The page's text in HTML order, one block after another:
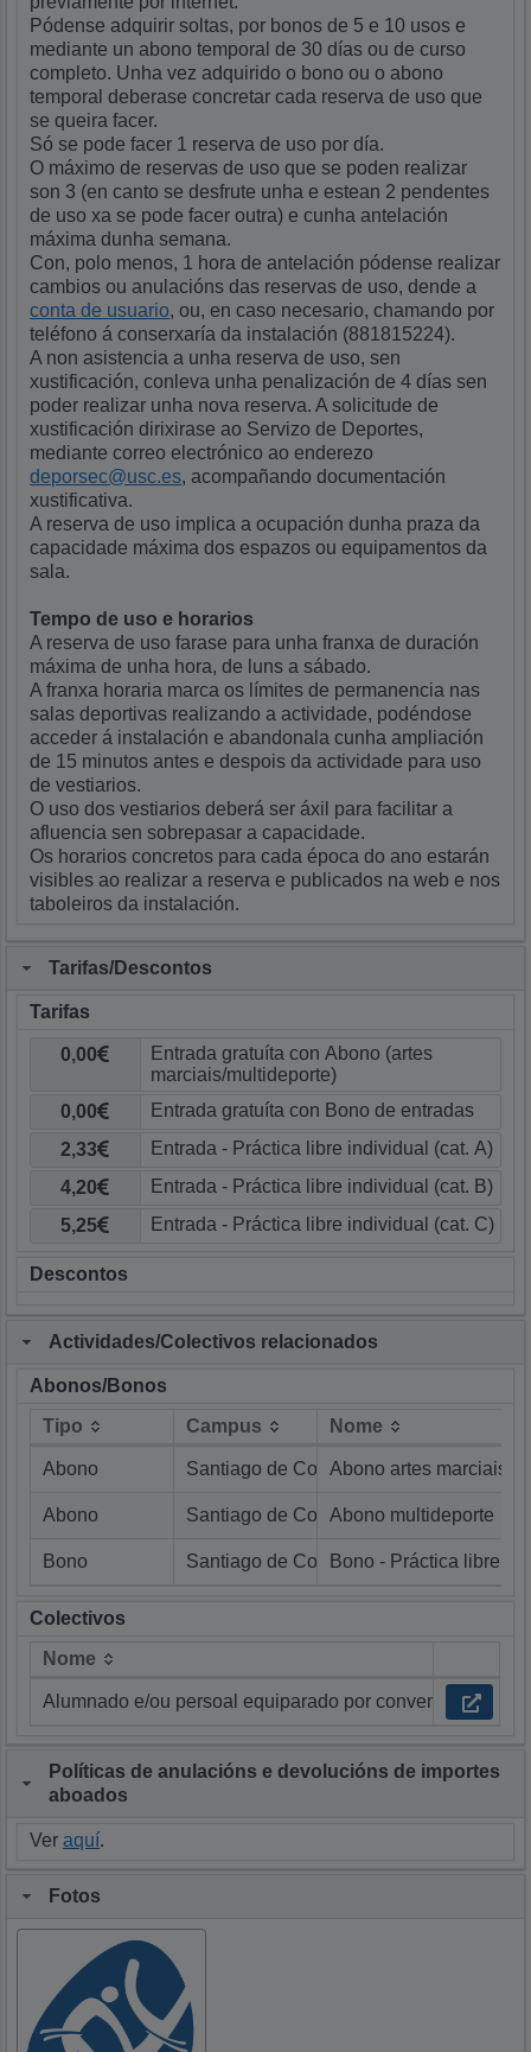
Pódense adquirir soltas, por bonos de 5 e 10 usos e
mediante un abono temporal de 30 días ou de curso
completo. Unha vez adquirido o bono ou o abono
temporal deberase concretar cada reserva de uso que
se queira facer.
Só se pode facer 1 reserva de uso por día.
O máximo de reservas de uso que se poden realizar
son 3 (en canto se desfrute unha e estean 2 pendentes
de uso xa se pode facer outra) e cunha antelación
máxima dunha semana.
Con, polo menos, 1 hora de antelación pódense realizar
cambios ou anulacións das reservas de uso, dende a
conta de usuario, ou, en caso necesario, chamando por
teléfono á conserxaría da instalación (881815224).
A non asistencia a unha reserva de uso, sen
xustificación, conleva unha penalización de 4 días sen
poder realizar unha nova reserva. A solicitude de
xustificación dirixirase ao Servizo de Deportes,
mediante correo electrónico ao enderezo
deporsec@usc.es, acompañando documentación
xustificativa.
A reserva de uso implica a ocupación dunha praza da
capacidade máxima dos espazos ou equipamentos da
sala.
Tempo de uso e horarios
A reserva de uso farase para unha franxa de duración
máxima de unha hora, de luns a sábado.
A franxa horaria marca os límites de permanencia nas
salas deportivas realizando a actividade, podéndose
acceder á instalación e abandonala cunha ampliación
de 15 minutos antes e despois da actividade para uso
de vestiarios.
O uso dos vestiarios deberá ser áxil para facilitar a
afluencia sen sobrepasar a capacidade.
Os horarios concretos para cada época do ano estarán
visibles ao realizar a reserva e publicados na web e nos
taboleiros da instalación.
Tarifas/Descontos
Tarifas
0,00
0,00
2,33
4,20
5,25
Descontos
Actividades/Colectivos relacionados
Abonos/Bonos
Tipo
Campus
Nome
Tipo
Campus Nome
Abono Santiago de CompostelaAbono artes marciais
Abono Santiago de CompostelaAbono multideporte
Bono Santiago de CompostelaBono - Práctica libre
Colectivos
Nome
Nome
Alumnado e/ou persoal equiparado por convenio
Políticas de anulacións e devolucións de importes
aboados
Veraquí.
Fotos